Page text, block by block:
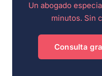
Un abogado
minutos. Sin
Consulta